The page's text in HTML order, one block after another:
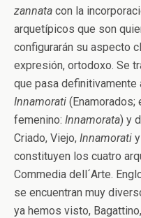
zannata con la
arquetípicos que son
configurarán su aspecto
expresión, ortodoxo. Se
que pasa definitivamente
Innamorati (Enamorados;
femenino: Innamorata) y
Criado, Viejo, Innamorati
constituyen los cuatro
Commedia dell´Arte.
se encuentran muy
ya hemos visto,